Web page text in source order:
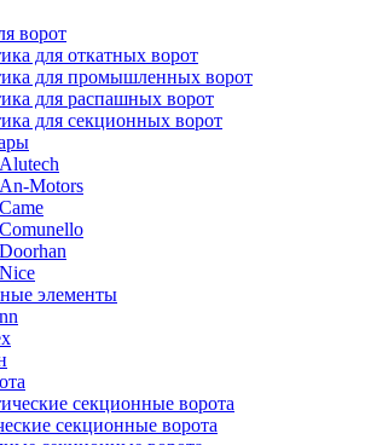
ворот
для откатных ворот
для промышленных ворот
для распашных ворот
для секционных ворот
Motors
элементы
секционные ворота
секционные ворота